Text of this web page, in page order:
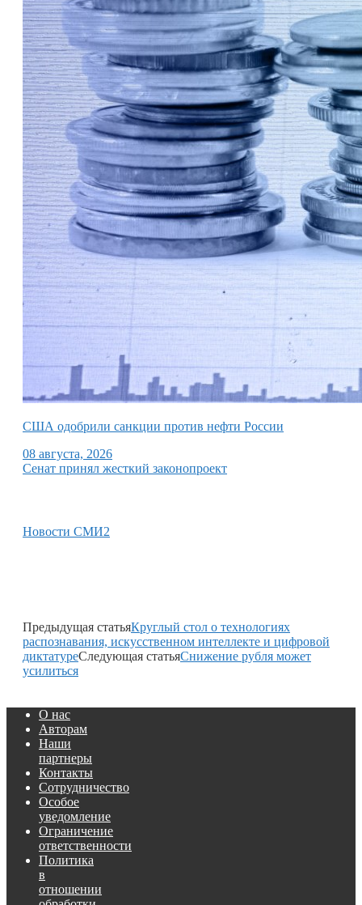
США одобрили санкции против нефти России
08 августа, 2026
Сенат принял жесткий законопроект
Новости СМИ2
Предыдущая статьяКруглый стол о технологиях
распознавания, искусственном интеллекте и цифровой
диктатуреСледующая статьяСнижение рубля может
усилиться
О нас
Авторам
Наши
партнеры
Контакты
Сотрудничество
Особое
уведомление
Ограничение
ответственности
Политика
в
отношении